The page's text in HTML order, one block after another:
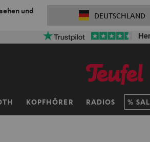
und
DEUTSCHLAND
KOPFHÖRER RADIOS